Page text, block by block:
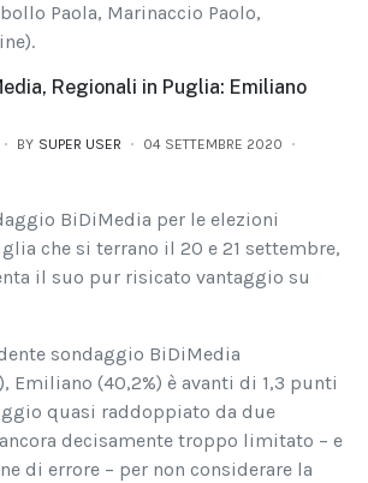
Paola, Marinaccio Paolo,
Regionali in Puglia: Emiliano
BY SUPER USER
04 SETTEMBRE 2020
BiDiMedia per le elezioni
che si terrano il 20 e 21 settembre,
il suo pur risicato vantaggio su
sondaggio BiDiMedia
), Emiliano (40,2%) è avanti di 1,3 punti
quasi raddoppiato da due
decisamente troppo limitato – e
di errore – per non considerare la